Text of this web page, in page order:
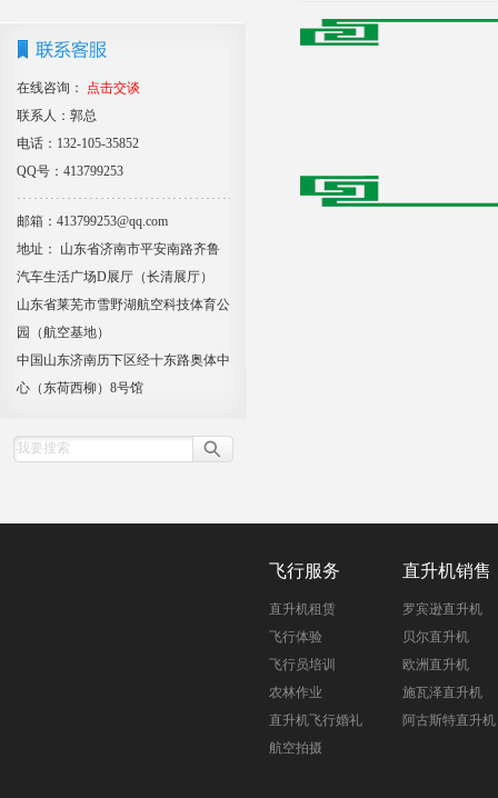
在线咨询：
点击交谈
联系人：郭总
电话：132-105-35852
QQ号：413799253
邮箱：413799253@qq.com
地址： 山东省济南市平安南路齐鲁
汽车生活广场D展厅（长清展厅）
山东省莱芜市雪野湖航空科技体育公
园（航空基地）
中国山东济南历下区经十东路奥体中
心（东荷西柳）8号馆
飞行服务
直升机租赁
飞行体验
飞行员培训
农林作业
直升机飞行婚礼
航空拍摄
直升机销售
罗宾逊直升机
贝尔直升机
欧洲直升机
施瓦泽直升机
阿古斯特直升机